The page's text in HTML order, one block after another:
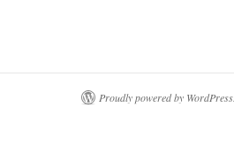
Proudly powered by WordPress.